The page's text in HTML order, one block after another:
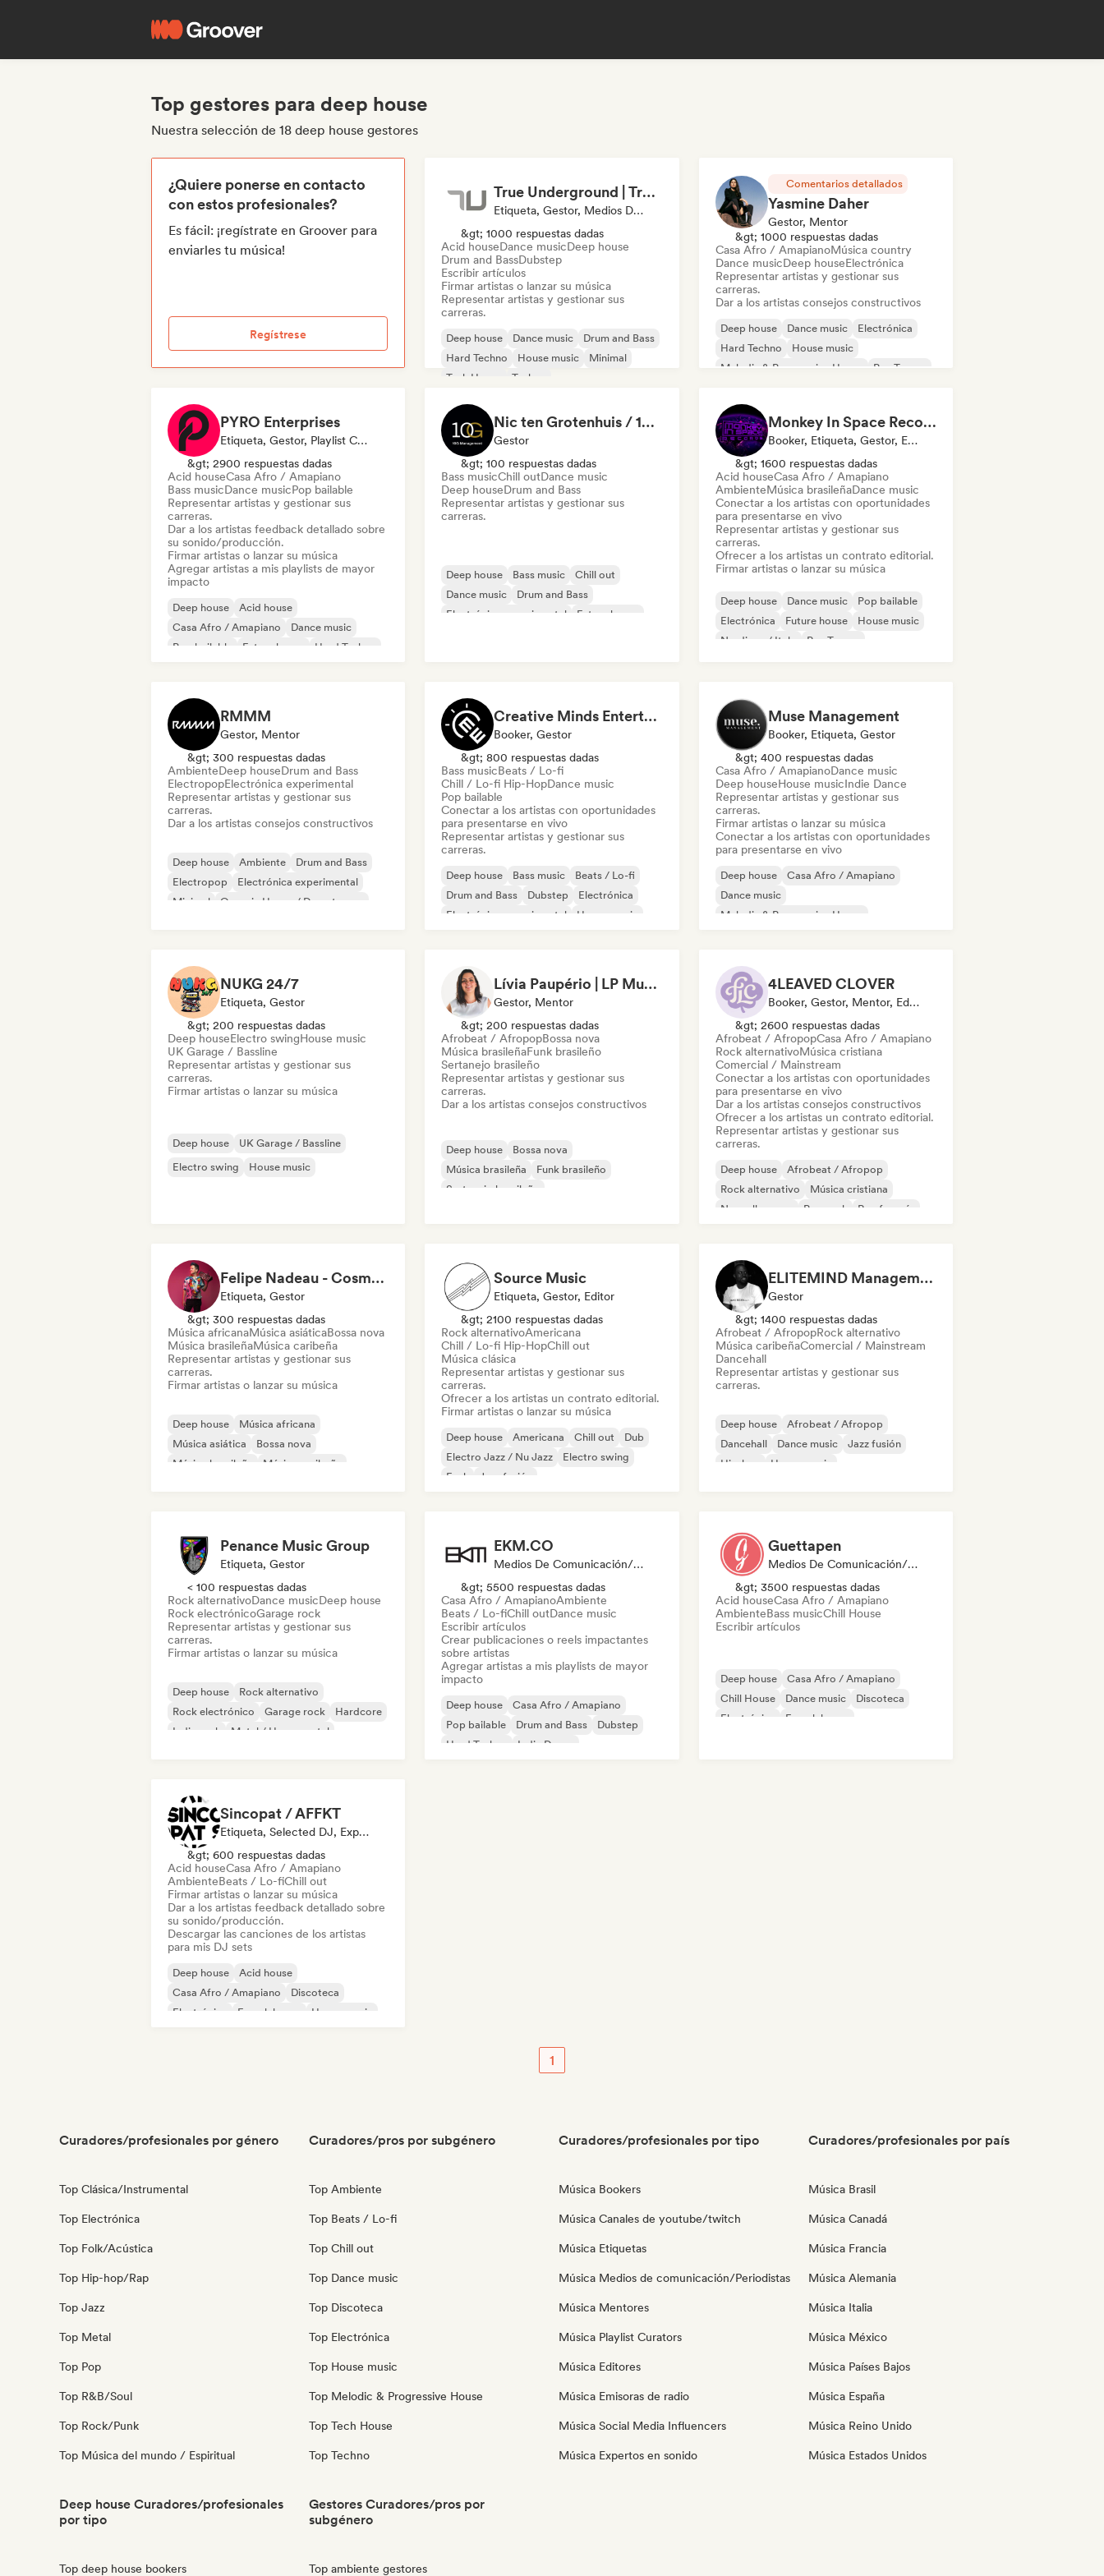
Top gestores para deep house
Nuestra selección de 18 deep house gestores
¿Quiere ponerse en contacto
con estos profesionales?
Es fácil: ¡regístrate en Groover para
enviarles tu música!
Regístrese
True Underground | True Techno Podcast | ONE
Etiqueta, Gestor, Medios De Comunicación/Periodista
&gt; 1000 respuestas dadas
Acid houseDance musicDeep house
Drum and BassDubstep
Escribir artículos
Firmar artistas o lanzar su música
Representar artistas y gestionar sus
carreras.
Deep house Dance music
Drum and Bass
Hard Techno
House music
Minimal
Tech House
Techno
Comentarios detallados
Yasmine Daher
Gestor, Mentor
&gt; 1000 respuestas dadas
Casa Afro / AmapianoMúsica country
Dance musicDeep houseElectrónica
Representar artistas y gestionar sus
carreras.
Dar a los artistas consejos constructivos
Deep house Dance music
Electrónica
Hard Techno
House music
Melodic & Progressive House
Psy-Trance
PYRO Enterprises
Etiqueta, Gestor, Playlist Curator, Experto En Sonido
&gt; 2900 respuestas dadas
Acid houseCasa Afro / Amapiano
Bass musicDance musicPop bailable
Representar artistas y gestionar sus
carreras.
Dar a los artistas feedback detallado sobre
su sonido/producción.
Firmar artistas o lanzar su música
Agregar artistas a mis playlists de mayor
impacto
Deep house
Acid house
Casa Afro / Amapiano
Dance music
Pop bailable
Future house
Hard Techno
Nic ten Grotenhuis / 10 G Management
Gestor
&gt; 100 respuestas dadas
Bass musicChill outDance music
Deep houseDrum and Bass
Representar artistas y gestionar sus
carreras.
Deep house Bass music
Chill out
Dance music
Drum and Bass
Electrónica experimental
Future house
Monkey In Space Records
Booker, Etiqueta, Gestor, Editor
&gt; 1600 respuestas dadas
Acid houseCasa Afro / Amapiano
AmbienteMúsica brasileñaDance music
Conectar a los artistas con oportunidades
para presentarse en vivo
Representar artistas y gestionar sus
carreras.
Ofrecer a los artistas un contrato editorial.
Firmar artistas o lanzar su música
Deep house Dance music
Pop bailable
Electrónica
Future house
House music
Nu-disco / Italo
Psy-Trance
RMMM
Gestor, Mentor
&gt; 300 respuestas dadas
AmbienteDeep houseDrum and Bass
ElectropopElectrónica experimental
Representar artistas y gestionar sus
carreras.
Dar a los artistas consejos constructivos
Deep house Ambiente
Drum and Bass
Electropop
Electrónica experimental
Minimal
Organic House / Downtempo
Creative Minds Entertainment (CME)
Booker, Gestor
&gt; 800 respuestas dadas
Bass musicBeats / Lo-fi
Chill / Lo-fi Hip-HopDance music
Pop bailable
Conectar a los artistas con oportunidades
para presentarse en vivo
Representar artistas y gestionar sus
carreras.
Deep house Bass music
Beats / Lo-fi
Drum and Bass
Dubstep
Electrónica
Electrónica experimental
House music
Muse Management
Booker, Etiqueta, Gestor
&gt; 400 respuestas dadas
Casa Afro / AmapianoDance music
Deep houseHouse musicIndie Dance
Representar artistas y gestionar sus
carreras.
Firmar artistas o lanzar su música
Conectar a los artistas con oportunidades
para presentarse en vivo
Deep house
Casa Afro / Amapiano
Dance music
Melodic & Progressive House
NUKG 24/7
Etiqueta, Gestor
&gt; 200 respuestas dadas
Deep houseElectro swingHouse music
UK Garage / Bassline
Representar artistas y gestionar sus
carreras.
Firmar artistas o lanzar su música
Deep house
UK Garage / Bassline
Electro swing
House music
Lívia Paupério | LP Music
Gestor, Mentor
&gt; 200 respuestas dadas
Afrobeat / AfropopBossa nova
Música brasileñaFunk brasileño
Sertanejo brasileño
Representar artistas y gestionar sus
carreras.
Dar a los artistas consejos constructivos
Deep house
Bossa nova
Música brasileña
Funk brasileño
Sertanejo brasileño
4LEAVED CLOVER
Booker, Gestor, Mentor, Editor
&gt; 2600 respuestas dadas
Afrobeat / AfropopCasa Afro / Amapiano
Rock alternativoMúsica cristiana
Comercial / Mainstream
Conectar a los artistas con oportunidades
para presentarse en vivo
Dar a los artistas consejos constructivos
Ofrecer a los artistas un contrato editorial.
Representar artistas y gestionar sus
carreras.
Deep house
Afrobeat / Afropop
Rock alternativo
Música cristiana
Nouvelle scene
Pop rock
Rap francés
Felipe Nadeau - Cosmovision Records & Ritmos del Sur
Etiqueta, Gestor
&gt; 300 respuestas dadas
Música africanaMúsica asiáticaBossa nova
Música brasileñaMúsica caribeña
Representar artistas y gestionar sus
carreras.
Firmar artistas o lanzar su música
Deep house
Música africana
Música asiática
Bossa nova
Música brasileña
Música caribeña
Source Music
Etiqueta, Gestor, Editor
&gt; 2100 respuestas dadas
Rock alternativoAmericana
Chill / Lo-fi Hip-HopChill out
Música clásica
Representar artistas y gestionar sus
carreras.
Ofrecer a los artistas un contrato editorial.
Firmar artistas o lanzar su música
Deep house Americana Chill out
Dub
Electro Jazz / Nu Jazz
Electro swing
Funk
Jazz fusión
ELITEMIND Management
Gestor
&gt; 1400 respuestas dadas
Afrobeat / AfropopRock alternativo
Música caribeñaComercial / Mainstream
Dancehall
Representar artistas y gestionar sus
carreras.
Deep house
Afrobeat / Afropop
Dancehall
Dance music
Jazz fusión
Hip-hop
House music
Penance Music Group
Etiqueta, Gestor
< 100 respuestas dadas
Rock alternativoDance musicDeep house
Rock electrónicoGarage rock
Representar artistas y gestionar sus
carreras.
Firmar artistas o lanzar su música
Deep house
Rock alternativo
Rock electrónico
Garage rock
Hardcore
Indie rock
Metal / Heavy metal
EKM.CO
Medios De Comunicación/Periodista, Playlist Curator
&gt; 5500 respuestas dadas
Casa Afro / AmapianoAmbiente
Beats / Lo-fiChill outDance music
Escribir artículos
Crear publicaciones o reels impactantes
sobre artistas
Agregar artistas a mis playlists de mayor
impacto
Deep house
Casa Afro / Amapiano
Pop bailable
Drum and Bass
Dubstep
Hard Techno
Indie Dance
Guettapen
Medios De Comunicación/Periodista
&gt; 3500 respuestas dadas
Acid houseCasa Afro / Amapiano
AmbienteBass musicChill House
Escribir artículos
Deep house
Casa Afro / Amapiano
Chill House
Dance music
Discoteca
Electrónica
French house
Sincopat / AFFKT
Etiqueta, Selected DJ, Experto En Sonido
&gt; 600 respuestas dadas
Acid houseCasa Afro / Amapiano
AmbienteBeats / Lo-fiChill out
Firmar artistas o lanzar su música
Dar a los artistas feedback detallado sobre
su sonido/producción.
Descargar las canciones de los artistas
para mis DJ sets
Deep house
Acid house
Casa Afro / Amapiano
Discoteca
Electrónica
French house
House music
1
Curadores/profesionales por género
Top Clásica/Instrumental
Top Electrónica
Top Folk/Acústica
Top Hip-hop/Rap
Top Jazz
Top Metal
Top Pop
Top R&B/Soul
Top Rock/Punk
Top Música del mundo / Espiritual
Curadores/pros por subgénero
Top Ambiente
Top Beats / Lo-fi
Top Chill out
Top Dance music
Top Discoteca
Top Electrónica
Top House music
Top Melodic & Progressive House
Top Tech House
Top Techno
Curadores/profesionales por tipo
Música Bookers
Música Canales de youtube/twitch
Música Etiquetas
Música Medios de comunicación/Periodistas
Música Mentores
Música Playlist Curators
Música Editores
Música Emisoras de radio
Música Social Media Influencers
Música Expertos en sonido
Curadores/profesionales por país
Música Brasil
Música Canadá
Música Francia
Música Alemania
Música Italia
Música México
Música Países Bajos
Música España
Música Reino Unido
Música Estados Unidos
Deep house Curadores/profesionales
por tipo
Top deep house bookers
Gestores Curadores/pros por
subgénero
Top ambiente gestores